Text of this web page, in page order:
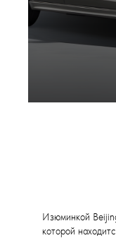
Изюминкой
которой